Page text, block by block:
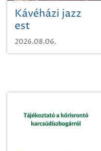
Kávéházi jazz
est
2026.08.06.